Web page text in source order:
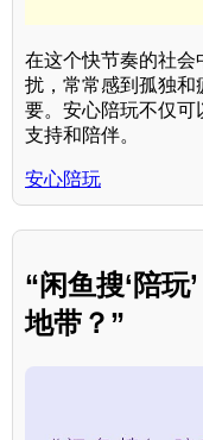
在这个快节奏的社会
扰，常常感到孤独和
要。安心陪玩不仅可
支持和陪伴。
安心陪玩
“闲鱼搜‘陪玩
地带？”